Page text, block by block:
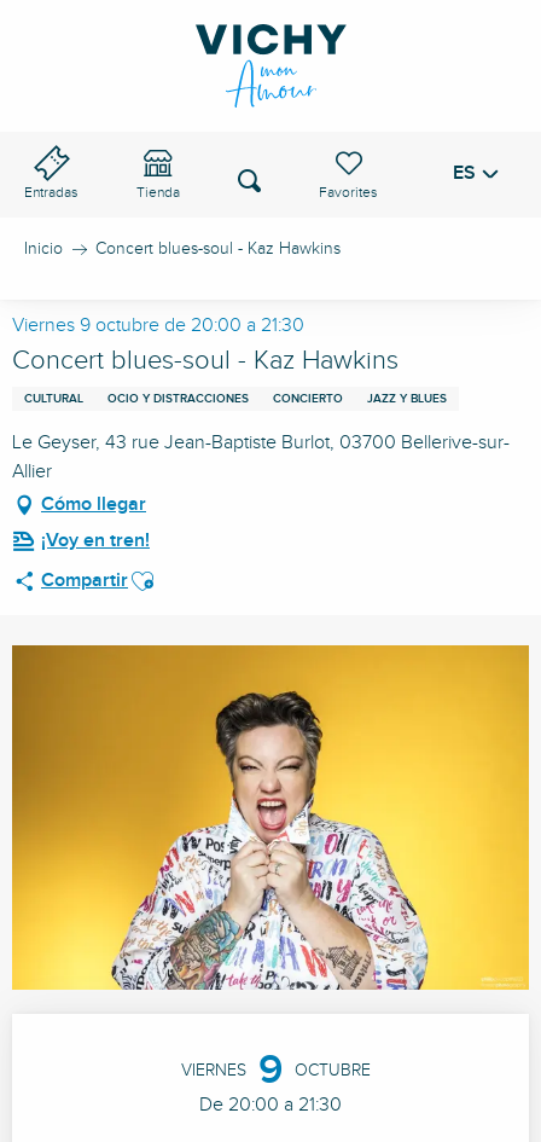
Entradas Tienda
Voir les favoris
Buscar ES
Inicio Concert blues-soul - Kaz Hawkins
Viernes 9 octubre de 20:00 a 21:30
Concert blues-soul - Kaz Hawkins
CULTURAL OCIO Y DISTRACCIONES CONCIERTO JAZZ Y BLUES
Le Geyser, 43 rue Jean-Baptiste Burlot, 03700 Bellerive-sur-
Allier
Cómo llegar
¡Voy en tren!
CompartirAjouter aux favoris
VIERNES 9 OCTUBRE
De 20:00 a 21:30